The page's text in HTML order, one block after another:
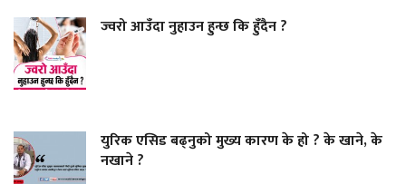
ज्वरो आउँदा नुहाउन हुन्छ कि हुँदैन ?
युरिक एसिड बढ्नुको मुख्य कारण के हो ? के खाने, के
नखाने ?